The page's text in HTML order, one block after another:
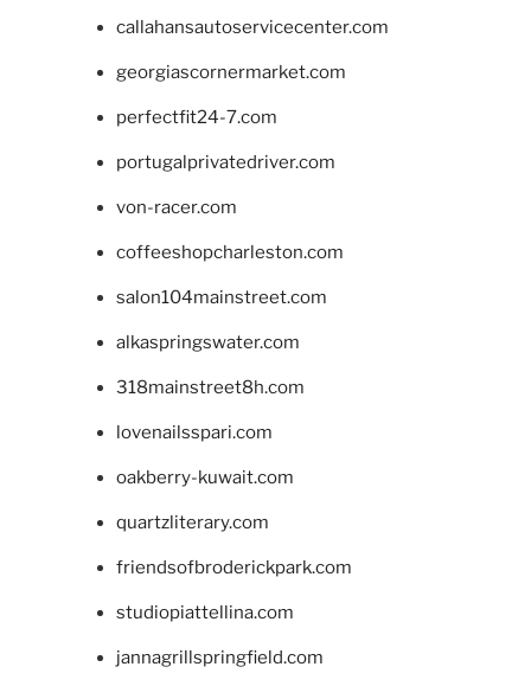
callahansautoservicecenter.com
georgiascornermarket.com
perfectfit24-7.com
portugalprivatedriver.com
von-racer.com
coffeeshopcharleston.com
salon104mainstreet.com
alkaspringswater.com
318mainstreet8h.com
lovenailsspari.com
oakberry-kuwait.com
quartzliterary.com
friendsofbroderickpark.com
studiopiattellina.com
jannagrillspringfield.com